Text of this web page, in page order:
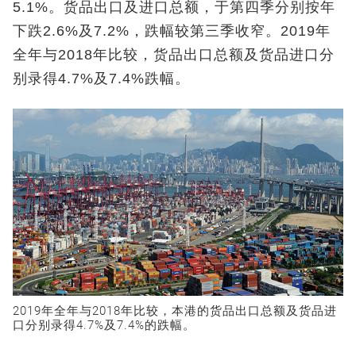
5.1%。货品出口及进口总额，于第四季分别按年
下跌2.6%及7.2%，跌幅较第三季收窄。2019年
全年与2018年比较，货品出口总额及货品进口分
别录得4.7%及7.4%跌幅。
2019年全年与2018年比较，本港的货品出口总额及货品进
口分别录得4.7%及7.4%的跌幅。